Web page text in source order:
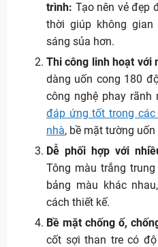
trình: Tạo nên vẻ đẹp
thời giúp không
sáng sủa hơn.
Thi công linh hoạt với
dàng uốn cong 180
công nghệ phay rãnh
đáp ứng tốt trong
nhà, bề mặt tường uốn
Dễ phối hợp với
Tông màu trắng
bảng màu khác
cách thiết kế.
Bề mặt chống ố,
cốt sợi than tre có độ